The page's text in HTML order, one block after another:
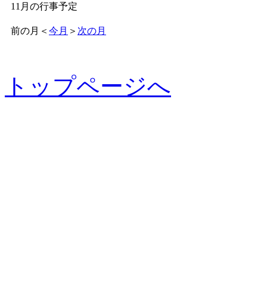
11月の行事予定
前の月 ＜ 今月 ＞ 次の月
トップページへ